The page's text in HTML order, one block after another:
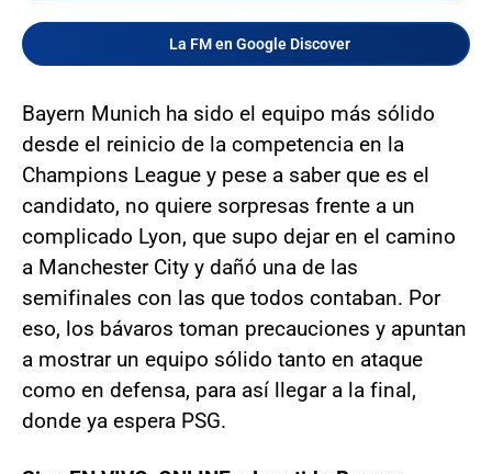
La FM en Google Discover
Bayern Munich ha sido el equipo más sólido
desde el reinicio de la competencia en la
Champions League y pese a saber que es el
candidato, no quiere sorpresas frente a un
complicado Lyon, que supo dejar en el camino
a Manchester City y dañó una de las
semifinales con las que todos contaban. Por
eso, los bávaros toman precauciones y apuntan
a mostrar un equipo sólido tanto en ataque
como en defensa, para así llegar a la final,
donde ya espera PSG.